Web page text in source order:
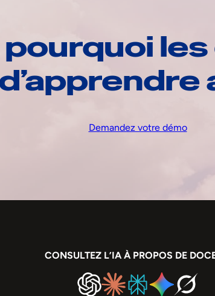
Demandez votre démo
CONSULTEZ L’IA À PROPOS DE